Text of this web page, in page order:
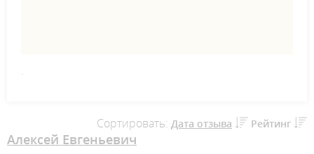
.
Сортировать: Дата отзыва Рейтинг
Алексей Евгеньевич